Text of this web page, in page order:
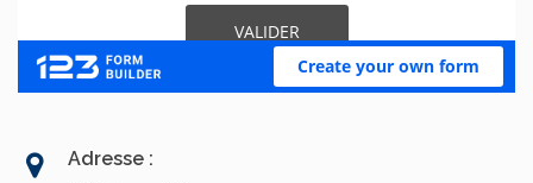
Adresse :